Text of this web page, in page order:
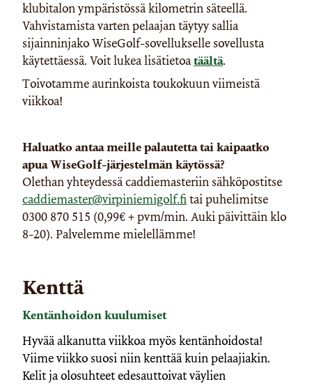
klubitalon ympäristössä kilometrin säteellä.
Vahvistamista varten pelaajan täytyy sallia
sijainninjako WiseGolf-sovellukselle sovellusta
käytettäessä. Voit lukea lisätietoatäältä.
Toivotamme aurinkoista toukokuun viimeistä
viikkoa!
Haluatko antaa meille palautetta tai kaipaatko
apua WiseGolf-järjestelmän käytössä?
Olethan yhteydessä caddiemasteriin sähköpostitse
caddiemaster@virpiniemigolf.fitai puhelimitse
0300 870 515 (0,99€ + pvm/min. Auki päivittäin klo
8-20). Palvelemme mielellämme!
Kenttä
Kentänhoidon kuulumiset
Hyvää alkanutta viikkoa myös kentänhoidosta!
Viime viikko suosi niin kenttää kuin pelaajiakin.
Kelit ja olosuhteet edesauttoivat väylien